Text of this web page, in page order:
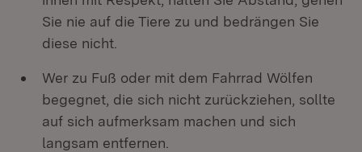
Sie nie auf die Tiere zu und bedrängen Sie
diese nicht.
Wer zu Fuß oder mit dem Fahrrad Wölfen
begegnet, die sich nicht zurückziehen, sollte
auf sich aufmerksam machen und sich
langsam entfernen.